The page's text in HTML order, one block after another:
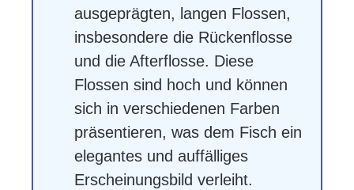
ausgeprägten, langen Flossen,
insbesondere die Rückenflosse
und die Afterflosse. Diese
Flossen sind hoch und können
sich in verschiedenen Farben
präsentieren, was dem Fisch ein
elegantes und auffälliges
Erscheinungsbild verleiht.